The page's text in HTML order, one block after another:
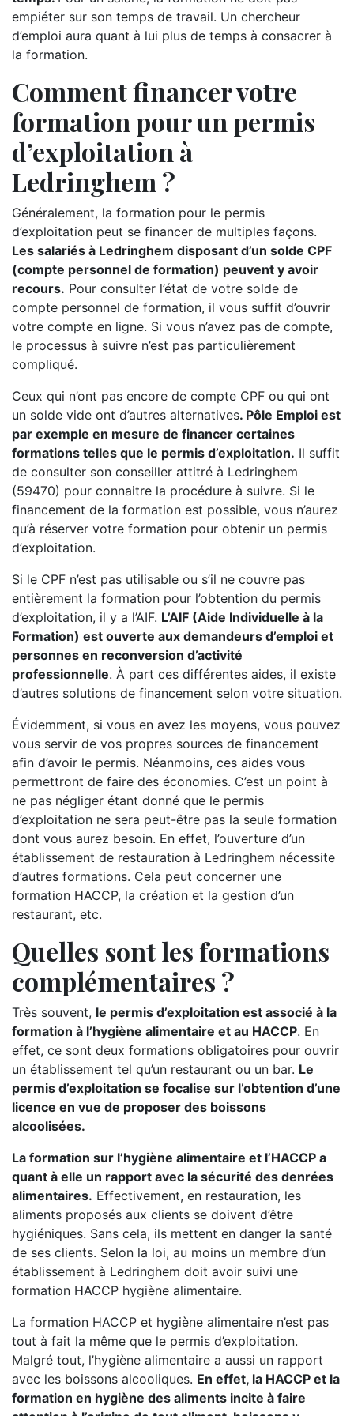
empiéter sur son temps de travail. Un chercheur
d’emploi aura quant à lui plus de temps à consacrer à
la formation.
Comment financer votre
formation pour un permis
d’exploitation à
Ledringhem ?
Généralement, la formation pour le permis
d’exploitation peut se financer de multiples façons.
Les salariés à Ledringhem disposant d’un solde CPF
(compte personnel de formation) peuvent y avoir
recours. Pour consulter l’état de votre solde de
compte personnel de formation, il vous suffit d’ouvrir
votre compte en ligne. Si vous n’avez pas de compte,
le processus à suivre n’est pas particulièrement
compliqué.
Ceux qui n’ont pas encore de compte CPF ou qui ont
un solde vide ont d’autres alternatives. Pôle Emploi est
par exemple en mesure de financer certaines
formations telles que le permis d’exploitation. Il suffit
de consulter son conseiller attitré à Ledringhem
(59470) pour connaitre la procédure à suivre. Si le
financement de la formation est possible, vous n’aurez
qu’à réserver votre formation pour obtenir un permis
d’exploitation.
Si le CPF n’est pas utilisable ou s’il ne couvre pas
entièrement la formation pour l’obtention du permis
d’exploitation, il y a l’AIF. L’AIF (Aide Individuelle à la
Formation) est ouverte aux demandeurs d’emploi et
personnes en reconversion d’activité
professionnelle. À part ces différentes aides, il existe
d’autres solutions de financement selon votre situation.
Évidemment, si vous en avez les moyens, vous pouvez
vous servir de vos propres sources de financement
afin d’avoir le permis. Néanmoins, ces aides vous
permettront de faire des économies. C’est un point à
ne pas négliger étant donné que le permis
d’exploitation ne sera peut-être pas la seule formation
dont vous aurez besoin. En effet, l’ouverture d’un
établissement de restauration à Ledringhem nécessite
d’autres formations. Cela peut concerner une
formation HACCP, la création et la gestion d’un
restaurant, etc.
Quelles sont les formations
complémentaires ?
Très souvent, le permis d’exploitation est associé à la
formation à l’hygiène alimentaire et au HACCP. En
effet, ce sont deux formations obligatoires pour ouvrir
un établissement tel qu’un restaurant ou un bar. Le
permis d’exploitation se focalise sur l’obtention d’une
licence en vue de proposer des boissons
alcoolisées.
La formation sur l’hygiène alimentaire et l’HACCP a
quant à elle un rapport avec la sécurité des denrées
alimentaires. Effectivement, en restauration, les
aliments proposés aux clients se doivent d’être
hygiéniques. Sans cela, ils mettent en danger la santé
de ses clients. Selon la loi, au moins un membre d’un
établissement à Ledringhem doit avoir suivi une
formation HACCP hygiène alimentaire.
La formation HACCP et hygiène alimentaire n’est pas
tout à fait la même que le permis d’exploitation.
Malgré tout, l’hygiène alimentaire a aussi un rapport
avec les boissons alcooliques. En effet, la HACCP et la
formation en hygiène des aliments incite à faire